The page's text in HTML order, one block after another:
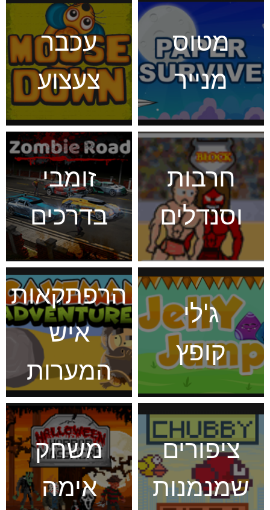
מטוס
מנייר
עכבר
צעצוע
חרבות
וסנדלים
זומבי
בדרכים
ג'לי
קופץ
הרפתקאות
איש
המערות
ציפורים
שמנמנות
משחק
אימה